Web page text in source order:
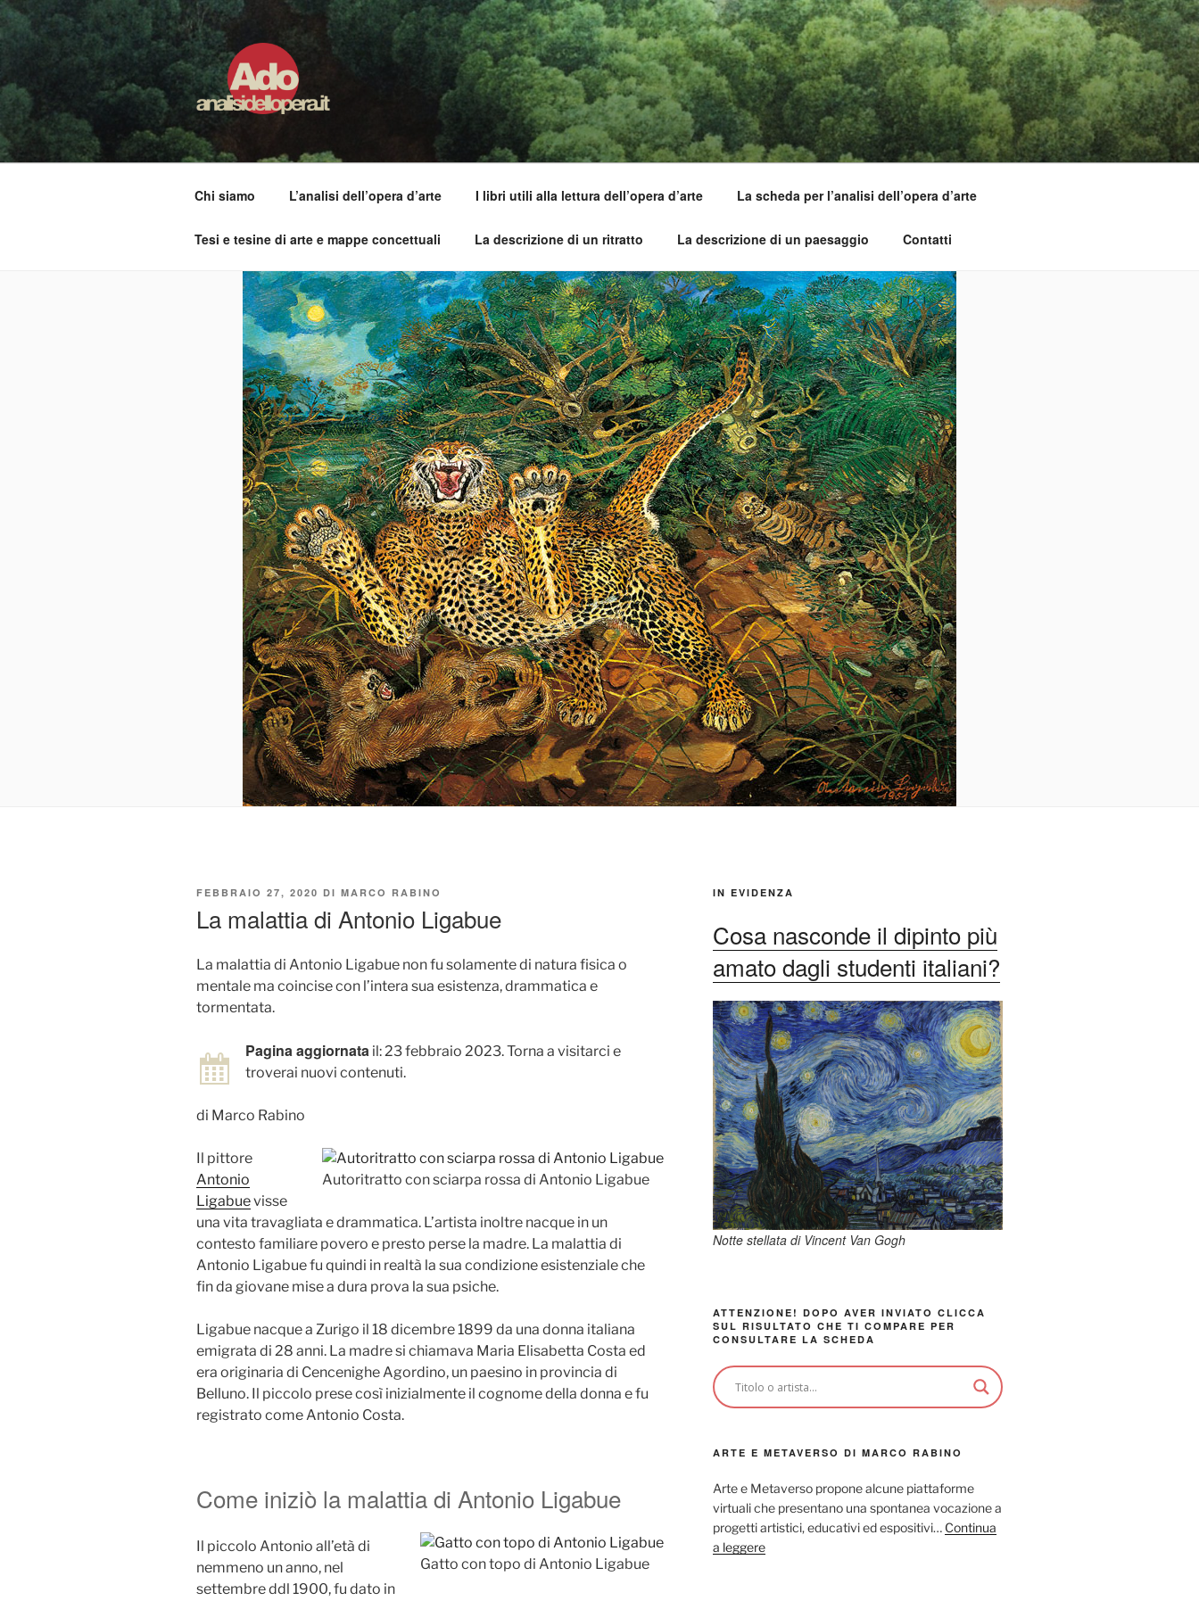
Salta
al
contenuto
ADO ANALISI DELL'OPERA
Osservare le opere d'arte per capirle e imparare ad amarle
Chi siamo L’analisi dell’opera d’arte I libri utili alla lettura dell’opera d’arte La scheda per l’analisi dell’opera d’arte
Tesi e tesine di arte e mappe concettuali La descrizione di un ritratto La descrizione di un paesaggio Contatti
PUBBLICATO
FEBBRAIO 27, 2020 DI MARCO RABINO
La malattia di Antonio Ligabue
La malattia di Antonio Ligabue non fu solamente di natura fisica o
mentale ma coincise con l’intera sua esistenza, drammatica e
tormentata.
Pagina aggiornata il: 23 febbraio 2023. Torna a visitarci e
troverai nuovi contenuti.
di Marco Rabino
Autoritratto con sciarpa rossa di Antonio Ligabue
Il pittore
Antonio
Ligabuevisse
una vita travagliata e drammatica. L’artista inoltre nacque in un
contesto familiare povero e presto perse la madre. La malattia di
Antonio Ligabue fu quindi in realtà la sua condizione esistenziale che
fin da giovane mise a dura prova la sua psiche.
Ligabue nacque a Zurigo il 18 dicembre 1899 da una donna italiana
emigrata di 28 anni. La madre si chiamava Maria Elisabetta Costa ed
era originaria di Cencenighe Agordino, un paesino in provincia di
Belluno. Il piccolo prese così inizialmente il cognome della donna e fu
registrato come Antonio Costa.
Come iniziò la malattia di Antonio Ligabue
Gatto con topo di Antonio Ligabue
Il piccolo Antonio all’età di
nemmeno un anno, nel
settembre ddl 1900, fu dato in
IN EVIDENZA
Cosa nasconde il dipinto più
amato dagli studenti italiani?
Notte stellata di Vincent Van Gogh
ATTENZIONE! DOPO AVER INVIATO CLICCA
SUL RISULTATO CHE TI COMPARE PER
CONSULTARE LA SCHEDA
ARTE E METAVERSO DI MARCO RABINO
Arte e Metaverso propone alcune piattaforme
virtuali che presentano una spontanea vocazione a
progetti artistici, educativi ed espositivi… Continua
a leggere